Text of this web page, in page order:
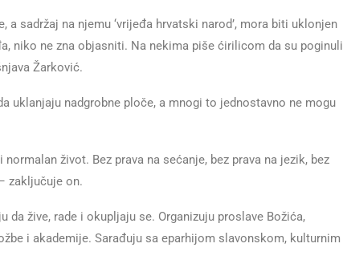
sadržaj na njemu ‘vrijeđa hrvatski narod’, mora biti uklonjen
niko ne zna objasniti. Na nekima piše ćirilicom da su poginuli
Žarković.
uklanjaju nadgrobne ploče, a mnogi to jednostavno ne mogu
život. Bez prava na sećanje, bez prava na jezik, bez
zaključuje on.
da žive, rade i okupljaju se. Organizuju proslave Božića,
i akademije. Sarađuju sa eparhijom slavonskom, kulturnim